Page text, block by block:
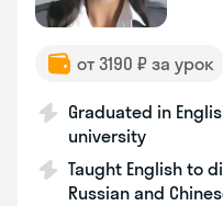
от 3190 ₽ за урок
Graduated in
university
Taught English to
Russian and